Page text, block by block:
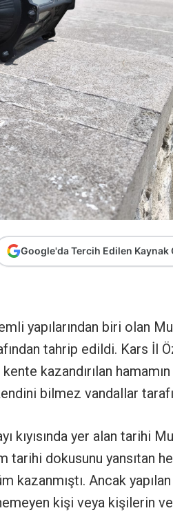
Google'da Tercih Edilen Kaynak
yapılarından biri olan
tahrip edildi. Kars İl
kazandırılan
bilmez vandallar
kıyısında yer alan tarihi
tarihi dokusunu yansıtan
kazanmıştı. Ancak
kişi veya kişilerin